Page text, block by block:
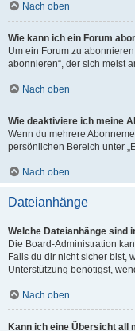
Nach oben
Wie kann ich ein Forum
Um ein Forum zu
abonnieren“, der sich meist
Nach oben
Wie deaktiviere ich meine
Wenn du mehrere
persönlichen Bereich unter
Nach oben
Dateianhänge
Welche Dateianhänge sind
Die Board-Administration
Falls du dir nicht sicher bist,
Unterstützung benötigst,
Nach oben
Kann ich eine Übersicht all